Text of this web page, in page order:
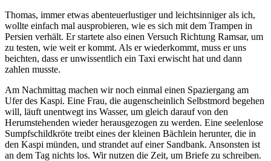
Thomas, immer etwas abenteuerlustiger und leichtsinniger als ich,
wollte einfach mal ausprobieren, wie es sich mit dem Trampen in
Persien verhält. Er startete also einen Versuch Richtung Ramsar, um
zu testen, wie weit er kommt. Als er wiederkommt, muss er uns
beichten, dass er unwissentlich ein Taxi erwischt hat und dann
zahlen musste.
Am Nachmittag machen wir noch einmal einen Spaziergang am
Ufer des Kaspi. Eine Frau, die augenscheinlich Selbstmord begehen
will, läuft unentwegt ins Wasser, um gleich darauf von den
Herumstehenden wieder herausgezogen zu werden. Eine seelenlose
Sumpfschildkröte treibt eines der kleinen Bächlein herunter, die in
den Kaspi münden, und strandet auf einer Sandbank. Ansonsten ist
an dem Tag nichts los. Wir nutzen die Zeit, um Briefe zu schreiben.